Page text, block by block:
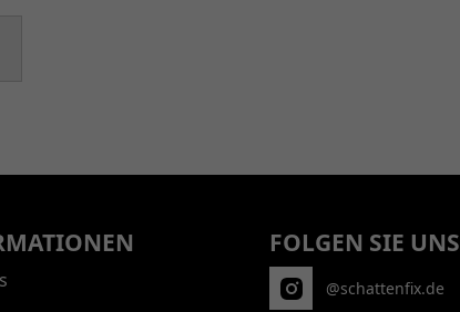
FOLGEN SIE UNS
@schattenfix.de